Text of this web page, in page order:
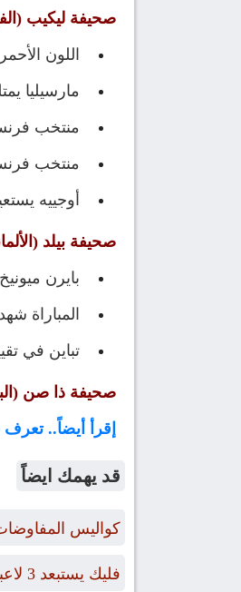
صحيفة ليكيب
اللون
مارسيليا
منتخب
منتخب
أوجييه
صحيفة بيلد
بايرن ميونيخ يتأهل لدور
المباراة
تباين في
صحيفة ذا صن
إقرأ أيضاً.. تعرف علي أهم
قد يهمك ايضاً
كواليس
فليك يستبعد 3 لاعبين من قائمة برشلونة قبل رحلة إيطاليا.. وموقف حمزة عبد الكريم